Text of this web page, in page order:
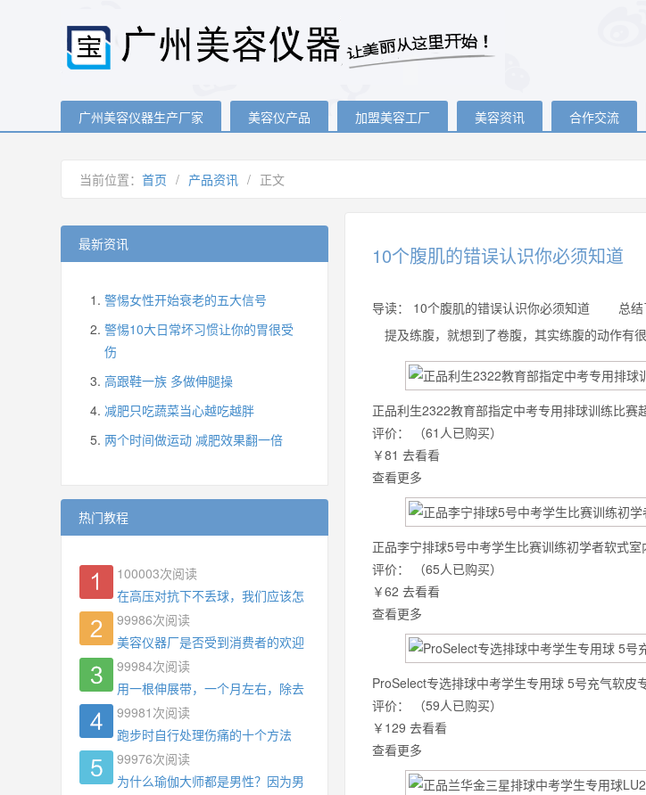
广州美容仪器生产厂家 美容仪产品 加盟美容工厂 美容资讯 合作交流
当前位置： 首页 / 产品资讯 / 正文
10个腹肌的错误认识你必须知道
导读：
10个腹肌的错误认识你必须知道 总结
提及练腹，就想到了卷腹，其实练腹的动作有
正品利生2322教育部指定中考专用排球训练比赛
评价：
（61人已购买）
￥81 去看看
查看更多
正品李宁排球5号中考学生比赛训练初学者软式
评价：
（65人已购买）
￥62 去看看
查看更多
ProSelect专选排球中考学生专用球 5号充气软皮
评价：
（59人已购买）
￥129 去看看
查看更多
最新资讯
警惕女性开始衰老的五大信号
警惕10大日常坏习惯让你的胃很受
伤
高跟鞋一族 多做伸腿操
减肥只吃蔬菜当心越吃越胖
两个时间做运动 减肥效果翻一倍
热门教程
100003次阅读
在高压对抗下不丢球，我们应该怎么练?
99986次阅读
美容仪器厂是否受到消费者的欢迎
99984次阅读
用一根伸展带，一个月左右，除去了手臂拜拜肉，背也变薄了
99981 次阅读
跑步时自行处理伤痛的十个方法
99976次阅读
为什么瑜伽大师都是男性？因为男权，让女性失去同等的机会